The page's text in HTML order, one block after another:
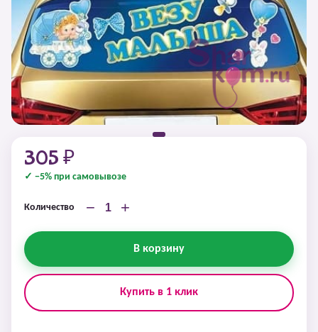
305 ₽
✓ −5% при самовывозе
Количество − +
В корзину
Купить в 1 клик